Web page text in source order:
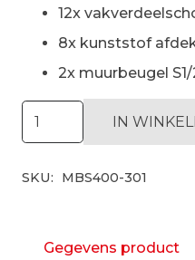
12x
8x kunststof
2x muurbeugel
H3028
|startset
IN
SKU: MBS400-301
Gegevens product